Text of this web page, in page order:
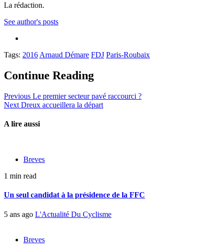
La rédaction.
See author's posts
Tags: 2016 Arnaud Démare FDJ Paris-Roubaix
Continue Reading
Previous Le premier secteur pavé raccourci ?
Next Dreux accueillera la départ
A lire aussi
Breves
1 min read
Un seul candidat à la présidence de la FFC
5 ans ago L'Actualité Du Cyclisme
Breves